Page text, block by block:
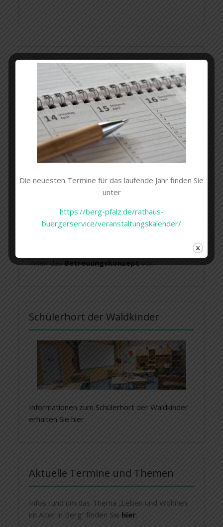
Suchen
Kindertagesstätte (Kita)
Bergwichtel
Ihnen dasBetreuungskonzeptvor.
Schülerhort der Waldkinder
Informationen zum Schülerhort der Waldkinder
erhalten Sie hier.
Aktuelle Termine und Themen
Infos rund um das Thema „Leben und Wohnen
im Alter in Berg“ finden Sie hier
Die neuesten Termine für das laufende Jahr finden Sie
unter
https://berg-pfalz.de/rathaus-
buergerservice/veranstaltungskalender/